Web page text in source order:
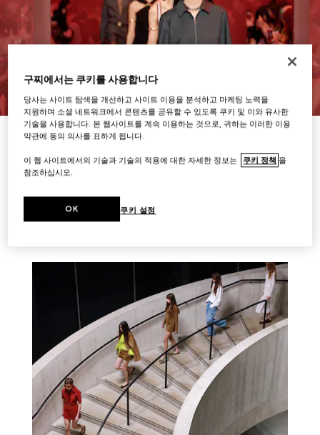
더 보기
스토리 더 보기
구찌에서는 쿠키를 사용합니다
당사는 사이트 탐색을 개선하고 사이트 이용을 분석하고 마케팅 노력을
지원하며 소셜 네트워크에서 콘텐츠를 공유할 수 있도록 쿠키 및 이와 유사한
기술을 사용합니다. 본 웹사이트를 계속 이용하는 것으로, 귀하는 이러한 이용
약관에 동의 의사를 표하게 됩니다.
이 웹 사이트에서의 기술과 기술의 적용에 대한 자세한 정보는 쿠키 정책 을
참조하십시오.
쿠키 설정
OK